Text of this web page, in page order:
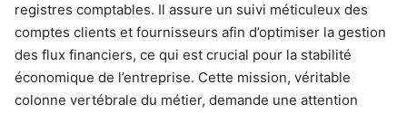
registres comptables. Il assure un suivi méticuleux des
comptes clients et fournisseurs afin d’optimiser la gestion
des flux financiers, ce qui est crucial pour la stabilité
économique de l’entreprise. Cette mission, véritable
colonne vertébrale du métier, demande une attention